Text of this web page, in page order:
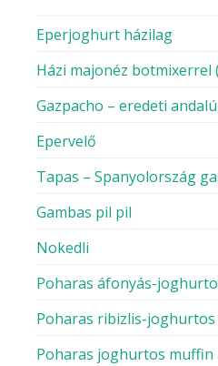
Eperjoghurt házilag
Házi majonéz
Gazpacho – eredeti
Epervelő
Tapas – Spanyolország
Gambas pil pil
Nokedli
Poharas áfonyás-
Poharas ribizlis-
Poharas joghurtos muffin